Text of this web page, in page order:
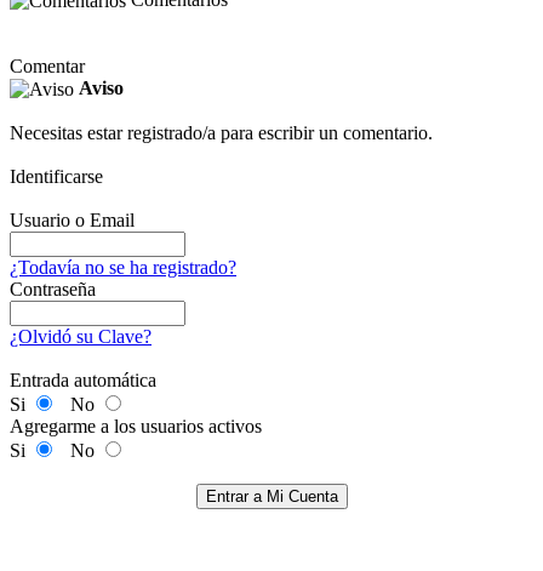
Comentar
Aviso
Necesitas estar registrado/a para escribir un comentario.
Identificarse
Usuario o Email
¿Todavía no se ha registrado?
Contraseña
¿Olvidó su Clave?
Entrada automática
Si
No
Agregarme a los usuarios activos
Si
No
Entrar a Mi Cuenta